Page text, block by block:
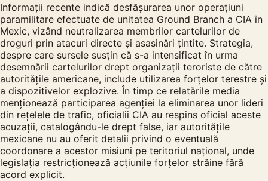
Informații recente indică desfășurarea unor operațiuni
paramilitare efectuate de unitatea Ground Branch a CIA în
Mexic, vizând neutralizarea membrilor cartelurilor de
droguri prin atacuri directe și asasinări țintite. Strategia,
despre care sursele susțin că s-a intensificat în urma
desemnării cartelurilor drept organizații teroriste de către
autoritățile americane, include utilizarea forțelor terestre și
a dispozitivelor explozive. În timp ce relatările media
menționează participarea agenției la eliminarea unor lideri
din rețelele de trafic, oficialii CIA au respins oficial aceste
acuzații, catalogându-le drept false, iar autoritățile
mexicane nu au oferit detalii privind o eventuală
coordonare a acestor misiuni pe teritoriul național, unde
legislația restricționează acțiunile forțelor străine fără
acord explicit.